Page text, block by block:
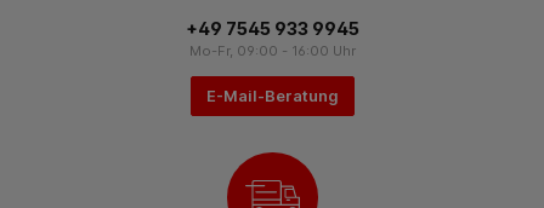
+49 7545 933 9945
Mo-Fr, 09:00 - 16:00 Uhr
E-Mail-Beratung